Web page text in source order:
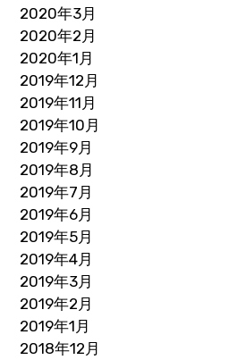
2020年3月
2020年2月
2020年1月
2019年12月
2019年11月
2019年10月
2019年9月
2019年8月
2019年7月
2019年6月
2019年5月
2019年4月
2019年3月
2019年2月
2019年1月
2018年12月